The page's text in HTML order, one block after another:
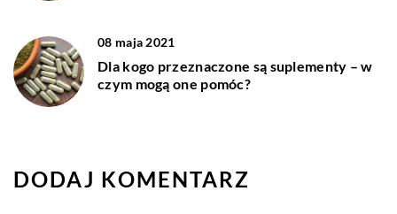
08 maja 2021
Dla kogo przeznaczone są suplementy – w
czym mogą one pomóc?
DODAJ KOMENTARZ